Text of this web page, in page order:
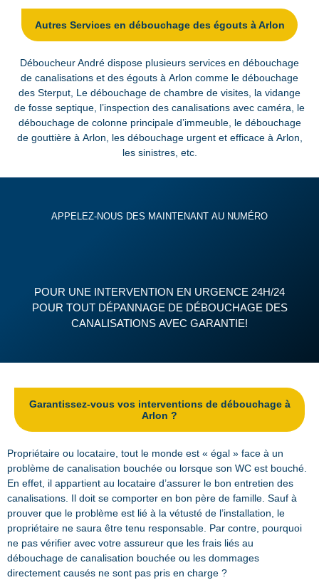
Autres Services en débouchage des égouts à Arlon
Déboucheur André dispose plusieurs services en débouchage
de canalisations et des égouts à Arlon comme le débouchage
des Sterput, Le débouchage de chambre de visites, la vidange
de fosse septique, l’inspection des canalisations avec caméra, le
débouchage de colonne principale d’immeuble, le débouchage
de gouttière à Arlon, les débouchage urgent et efficace à Arlon,
les sinistres, etc.
APPELEZ-NOUS DES MAINTENANT AU NUMÉRO
POUR UNE INTERVENTION EN URGENCE 24H/24
POUR TOUT DÉPANNAGE DE DÉBOUCHAGE DES
CANALISATIONS AVEC GARANTIE!
Garantissez-vous vos interventions de débouchage à
Arlon ?
Propriétaire ou locataire, tout le monde est « égal » face à un
problème de canalisation bouchée ou lorsque son WC est bouché.
En effet, il appartient au locataire d’assurer le bon entretien des
canalisations. Il doit se comporter en bon père de famille. Sauf à
prouver que le problème est lié à la vétusté de l’installation, le
propriétaire ne saura être tenu responsable. Par contre, pourquoi
ne pas vérifier avec votre assureur que les frais liés au
débouchage de canalisation bouchée ou les dommages
directement causés ne sont pas pris en charge ?